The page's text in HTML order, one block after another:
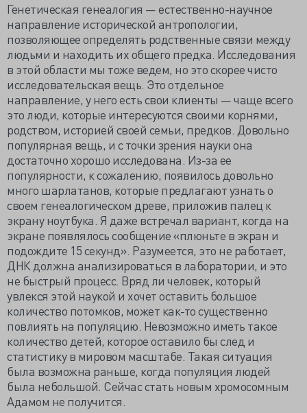
Генетическая генеалогия — естественно-научное
направление исторической антропологии,
позволяющее определять родственные связи между
людьми и находить их общего предка. Исследования
в этой области мы тоже ведем, но это скорее чисто
исследовательская вещь. Это отдельное
направление, у него есть свои клиенты — чаще всего
это люди, которые интересуются своими корнями,
родством, историей своей семьи, предков. Довольно
популярная вещь, и с точки зрения науки она
достаточно хорошо исследована. Из-за ее
популярности, к сожалению, появилось довольно
много шарлатанов, которые предлагают узнать о
своем генеалогическом древе, приложив палец к
экрану ноутбука. Я даже встречал вариант, когда на
экране появлялось сообщение «плюньте в экран и
подождите 15 секунд». Разумеется, это не работает,
ДНК должна анализироваться в лаборатории, и это
не быстрый процесс. Вряд ли человек, который
увлекся этой наукой и хочет оставить большое
количество потомков, может как-то существенно
повлиять на популяцию. Невозможно иметь такое
количество детей, которое оставило бы след и
статистику в мировом масштабе. Такая ситуация
была возможна раньше, когда популяция людей
была небольшой. Сейчас стать новым хромосомным
Адамом не получится.